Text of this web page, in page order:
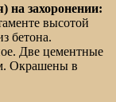
на захоронении:
высотой
бетона.
Две цементные
Окрашены в